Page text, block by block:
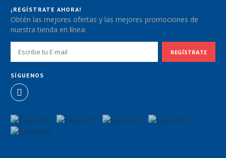
¡REGÍSTRATE AHORA!
Obtén las mejores ofertas y las mejores promociones de
nuestra tienda en línea:
SÍGUENOS